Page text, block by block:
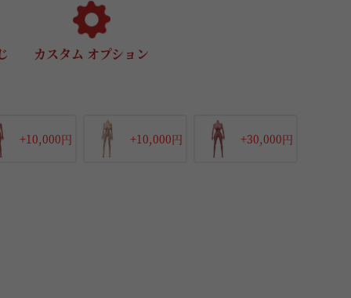
カスタム オプション
+10,000円 +10,000円 +30,000円